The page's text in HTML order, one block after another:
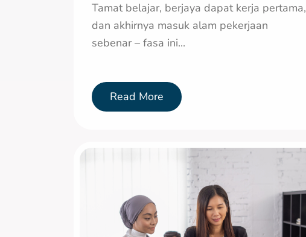
Tamat belajar, berjaya dapat kerja pertama,
dan akhirnya masuk alam pekerjaan
sebenar – fasa ini...
Read More